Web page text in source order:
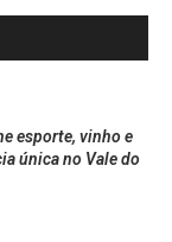
esporte, vinho e
única no Vale do